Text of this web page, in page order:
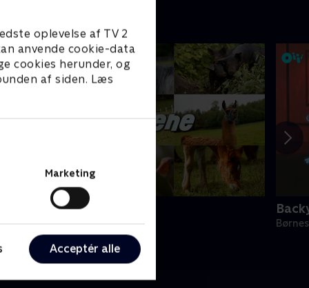
oplevelse af TV 2
anvende cookie-data
cookies herunder, og
af siden. Læs
Marketing
Acceptér alle
Oiii-dyrene
• 1 sæsoner